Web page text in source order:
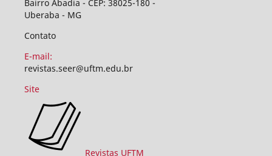
Bairro Abadia - CEP: 38025-180 -
Uberaba - MG
Contato
E-mail:
revistas.seer@uftm.edu.br
Site
Revistas UFTM